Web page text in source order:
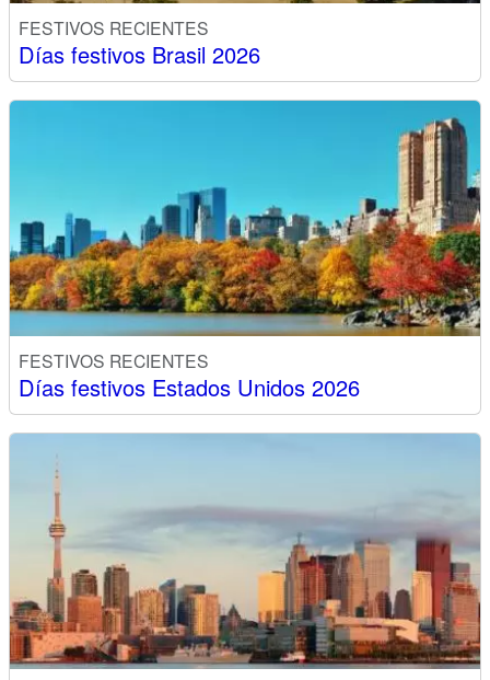
FESTIVOS RECIENTES
Días festivos Brasil 2026
FESTIVOS RECIENTES
Días festivos Estados Unidos 2026